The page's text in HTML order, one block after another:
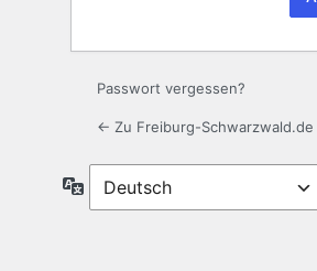
Passwort vergessen?
← Zu Freiburg-Schwarzwald.de
Sprache